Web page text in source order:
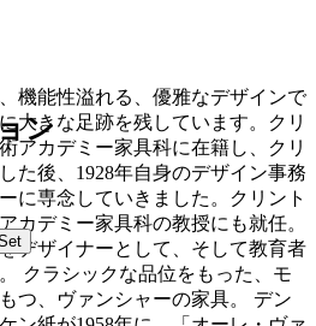
機能性溢れる、優雅なデザインで
大きな足跡を残しています。クリ
アカデミー家具科に在籍し、クリ
た後、1928年自身のデザイン事務
に専念していきました。クリント
カデミー家具科の教授にも就任。
デザイナーとして、そして教育者
クラシックな品位をもった、モ
つ、ヴァンシャーの家具。 デン
ン